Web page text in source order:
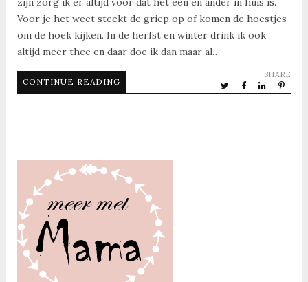
Voor je het weet steekt de griep op of komen de hoestjes
om de hoek kijken. In de herfst en winter drink ik ook
altijd meer thee en daar doe ik dan maar al…
CONTINUE READING
SHARE